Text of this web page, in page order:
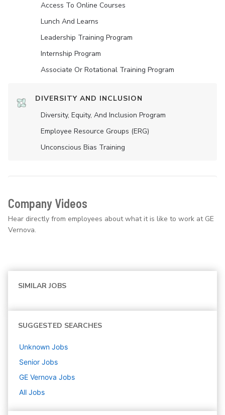
Access To Online Courses
Lunch And Learns
Leadership Training Program
Internship Program
Associate Or Rotational Training Program
DIVERSITY AND INCLUSION
Diversity, Equity, And Inclusion Program
Employee Resource Groups (ERG)
Unconscious Bias Training
Company Videos
Hear directly from employees about what it is like to work at GE
Vernova.
SIMILAR JOBS
SUGGESTED SEARCHES
Unknown Jobs
Senior Jobs
GE Vernova Jobs
All Jobs